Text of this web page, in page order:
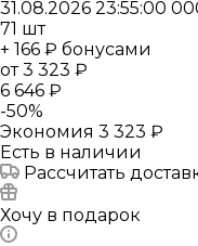
31.08.2026 23:55:00 00
71 шт
+ 166 ₽ бонусами
от3 323 ₽
6 646 ₽
-50%
Экономия 3 323 ₽
Есть в наличии
Рассчитать
Хочу в подарок